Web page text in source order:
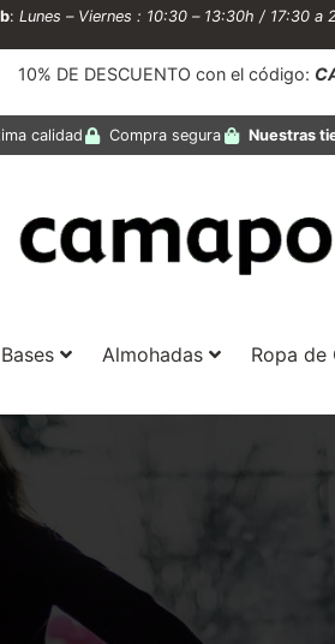
: Lunes – Viernes : 10:30 – 13:30h / 17:30 a
10% DE DESCUENTO con el código:
calidad Compra segura Nuestras
Almohadas Ropa de